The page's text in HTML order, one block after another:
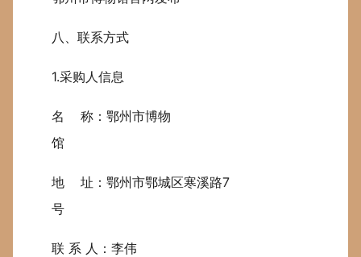
八、联系方式
1.采购人信息
名 称：鄂州市博物
馆
地 址：鄂州市鄂城区寒溪路7
号
联 系 人：李伟